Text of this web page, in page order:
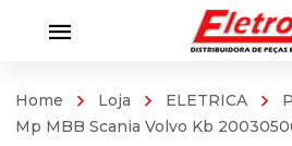
Home Loja ELETRICA
Mp MBB Scania Volvo Kb